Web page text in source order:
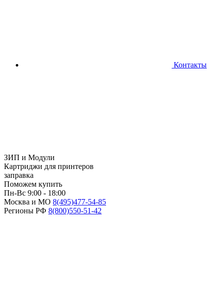
Контакты
ЗИП и Модули
Картриджи для принтеров
заправка
Поможем купить
Пн-Вс 9:00 - 18:00
Москва и МО 8(495)477-54-85
Регионы РФ 8(800)550-51-42